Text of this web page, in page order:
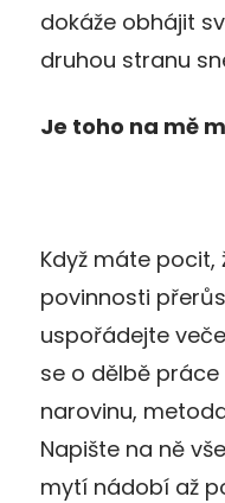
dokáže obhájit
druhou stranu
Je toho na mě
Když máte
povinnosti
uspořádejte
se o dělbě
narovinu,
Napište na ně
mytí nádobí až